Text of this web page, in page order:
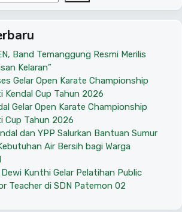
Band Temanggung Resmi Merilis
Kelaran”
Gelar Open Karate Championship
Kendal Cup Tahun 2026
Gelar Open Karate Championship
Cup Tahun 2026
dan YPP Salurkan Bantuan Sumur
Air Bersih bagi Warga
Dewi Kunthi Gelar Pelatihan Public
Teacher di SDN Patemon 02